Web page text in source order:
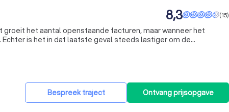
(15)
8,3
het aantal openstaande facturen, maar wanneer het
is het in dat laatste geval steeds lastiger om de
Bespreek traject Ontvang prijsopgave